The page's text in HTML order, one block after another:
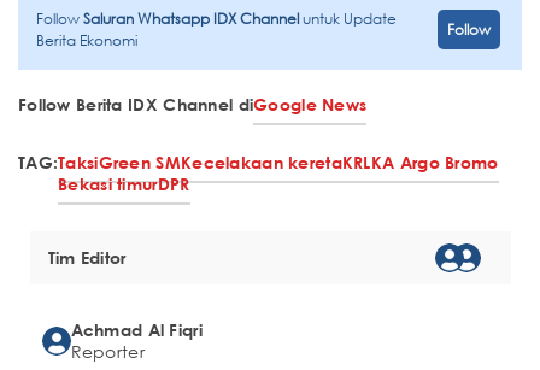
FollowSaluran Whatsapp IDX Channeluntuk Update
Berita Ekonomi
Follow
Follow Berita IDX Channel diGoogle News
TAG:TaksiGreen SMKecelakaan keretaKRLKA Argo Bromo
Bekasi timurDPR
Tim Editor
Achmad Al Fiqri
Reporter